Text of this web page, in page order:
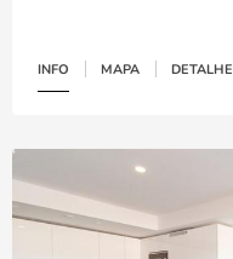
INFO MAPA